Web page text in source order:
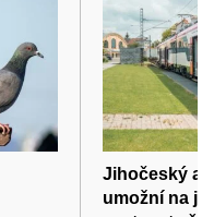
Jihočeský a
umožní na